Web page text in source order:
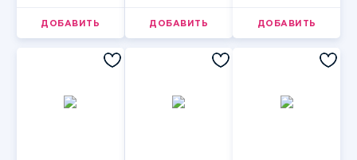
ДОБАВИТЬ ДОБАВИТЬ ДОБАВИТЬ